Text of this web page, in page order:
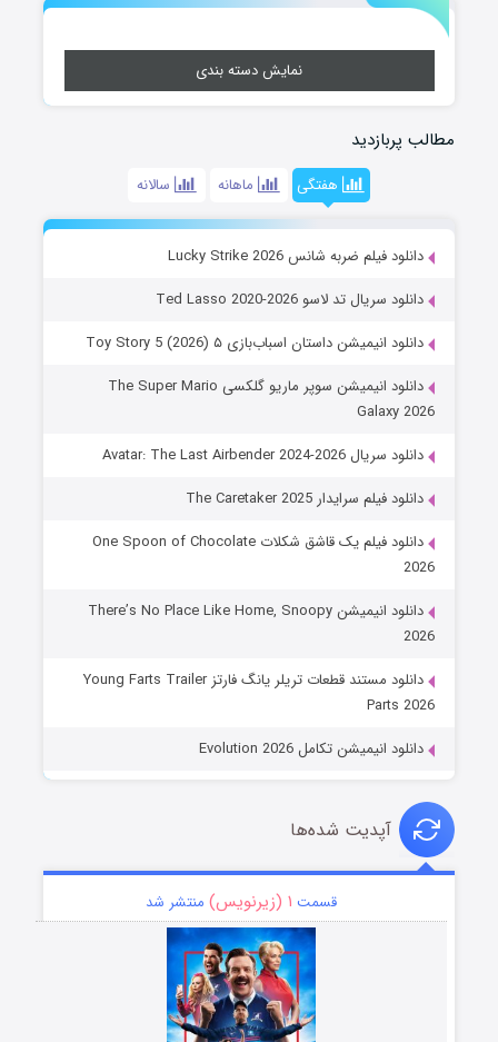
نمایش دسته بندی
مطالب پربازدید
هفتگی ماهانه سالانه
دانلود فیلم ضربه شانس Lucky Strike 2026
دانلود سریال تد لاسو Ted Lasso 2020-2026
دانلود انیمیشن داستان اسباب‌بازی ۵ Toy Story 5 (2026)
دانلود انیمیشن سوپر ماریو گلکسی The Super Mario
Galaxy 2026
دانلود سریال Avatar: The Last Airbender 2024-2026
دانلود فیلم سرایدار The Caretaker 2025
دانلود فیلم یک قاشق شکلات One Spoon of Chocolate
2026
دانلود انیمیشن There’s No Place Like Home, Snoopy
2026
دانلود مستند قطعات تریلر یانگ فارتز Young Farts Trailer
Parts 2026
دانلود انیمیشن تکامل Evolution 2026
آپدیت شده‌ها
قسمت ۱ (زیرنویس) منتشر شد